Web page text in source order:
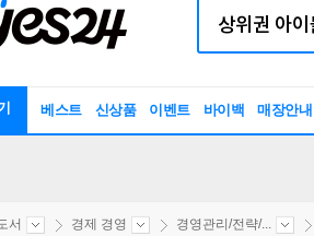
베스트 신상품 이벤트 바이백 매장안내
서 경제 경영 경영관리/전략/...